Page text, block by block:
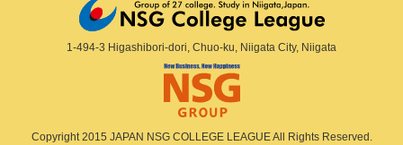
1-494-3 Higashibori-dori, Chuo-ku, Niigata City, Niigata
Copyright 2015 JAPAN NSG COLLEGE LEAGUE All Rights Reserved.